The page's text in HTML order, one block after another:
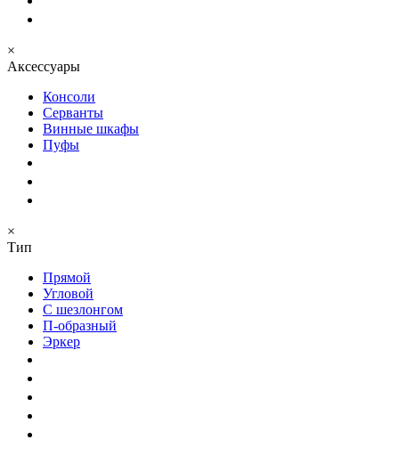
×
Аксессуары
Консоли
Серванты
Винные шкафы
Пуфы
×
Тип
Прямой
Угловой
С шезлонгом
П-образный
Эркер